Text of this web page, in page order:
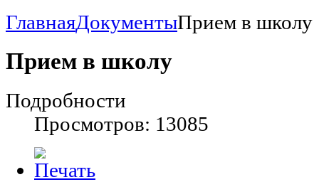
ГлавнаяДокументыПрием в школу
Прием в школу
Подробности
Просмотров: 13085